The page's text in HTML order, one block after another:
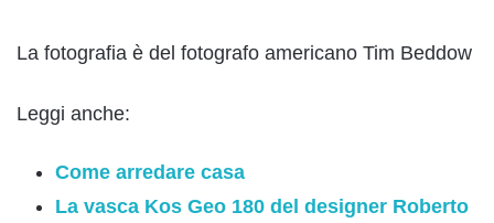
La fotografia è del fotografo americano Tim Beddow
Leggi anche:
Come arredare casa
La vasca Kos Geo 180 del designer Roberto